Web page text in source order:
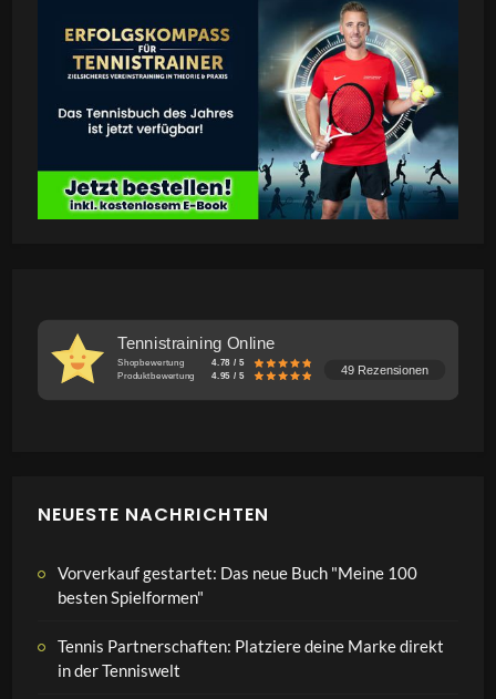
Tennistraining Online
Shopbewertung
4.78 / 5
Produktbewertung
4.95 / 5 49 Rezensionen
NEUESTE NACHRICHTEN
Vorverkauf gestartet: Das neue Buch "Meine 100
besten Spielformen"
Tennis Partnerschaften: Platziere deine Marke direkt
in der Tenniswelt